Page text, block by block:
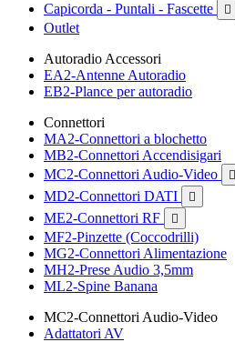
Capicorda - Puntali - Fascette

Outlet
Autoradio Accessori
EA2-Antenne Autoradio
EB2-Plance per autoradio
Connettori
MA2-Connettori a blochetto
MB2-Connettori Accendisigari
MC2-Connettori Audio-Video

MD2-Connettori DATI 
ME2-Connettori RF 
MF2-Pinzette (Coccodrilli)
MG2-Connettori Alimentazione
MH2-Prese Audio 3,5mm
ML2-Spine Banana
MC2-Connettori Audio-Video
Adattatori AV